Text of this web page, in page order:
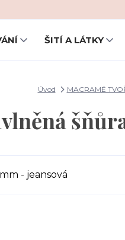
ŠITÍ A LÁTKY
Úvod MACRAMÉ